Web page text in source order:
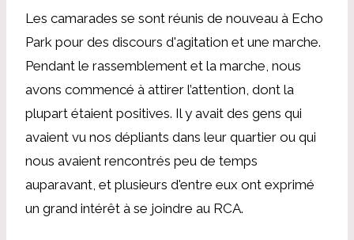
Les camarades se sont réunis de nouveau à Echo
Park pour des discours d'agitation et une marche.
Pendant le rassemblement et la marche, nous
avons commencé à attirer l’attention, dont la
plupart étaient positives. Il y avait des gens qui
avaient vu nos dépliants dans leur quartier ou qui
nous avaient rencontrés peu de temps
auparavant, et plusieurs d'entre eux ont exprimé
un grand intérêt à se joindre au RCA.